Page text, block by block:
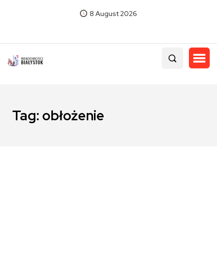
8 August 2026
Tag: obłożenie